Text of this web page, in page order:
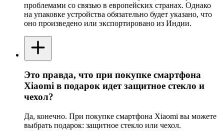
проблемами со связью в европейских странах. Однако
на упаковке устройства обязательно будет указано, что
оно произведено или экспортировано из Индии.
Это правда, что при покупке смартфона
Xiaomi в подарок идет защитное стекло и
чехол?
Да, конечно. При покупке смартфона Xiaomi вы можете
выбрать подарок: защитное стекло или чехол.